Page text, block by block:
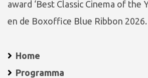
award ‘Best Classic Cinema of the
en de Boxoffice Blue Ribbon 2026.
Home
Programma